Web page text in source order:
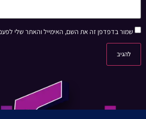
שמור בדפדפן זה את השם, האימייל והאתר שלי